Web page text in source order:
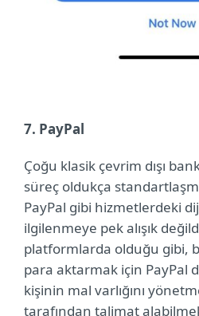
7. PayPal
Çoğu klasik çevrim dışı
süreç oldukça
PayPal gibi hizmetlerdeki
ilgilenmeye pek alışık
platformlarda olduğu gibi,
para aktarmak için PayPal
kişinin mal varlığını
tarafından talimat